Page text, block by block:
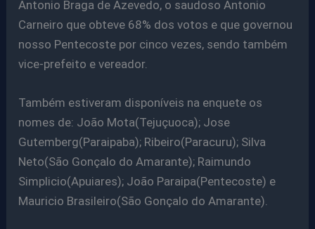
Antonio Braga de Azevedo, o saudoso Antonio
Carneiro que obteve 68% dos votos e que governou
nosso Pentecoste por cinco vezes, sendo também
vice-prefeito e vereador.
Também estiveram disponíveis na enquete os
nomes de: João Mota(Tejuçuoca); Jose
Gutemberg(Paraipaba); Ribeiro(Paracuru); Silva
Neto(São Gonçalo do Amarante); Raimundo
Simplicio(Apuiares); João Paraipa(Pentecoste) e
Mauricio Brasileiro(São Gonçalo do Amarante).